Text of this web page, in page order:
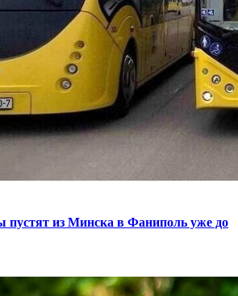
пустят из Минска в Фаниполь уже до